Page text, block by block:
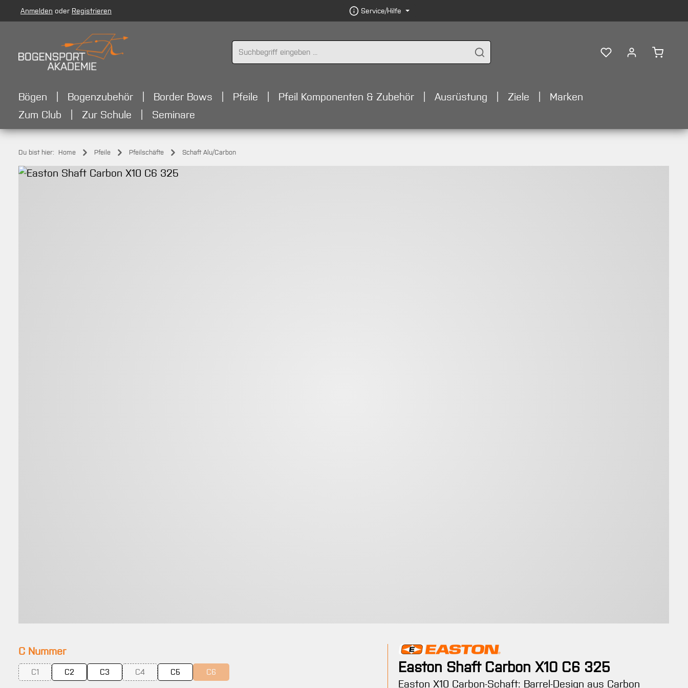
Hauptinhalt springen
Zur Suche springen
Zur Hauptnavigation springen
Anmelden oder Registrieren Service/Hilfe
Bögen Bogenzubehör Border Bows Pfeile Pfeil Komponenten & Zubehör Ausrüstung Ziele
Marken
Zum Club
Zur Schule Seminare
Du bist hier: Home Pfeile Pfeilschäfte Schaft Alu/Carbon
Bildergalerie überspringen
C Nummerauswählen
C1
(Diese Option ist zurzeit nicht verfügbar.)
C2 C3 C4
(Diese Option ist zurzeit nicht verfügbar.)
C5 C6
(Diese Option ist zurzeit nicht verfügbar.)
Easton Shaft Carbon X10 C6 325
Easton X10 Carbon-Schaft: Barrel-Design aus Carbon